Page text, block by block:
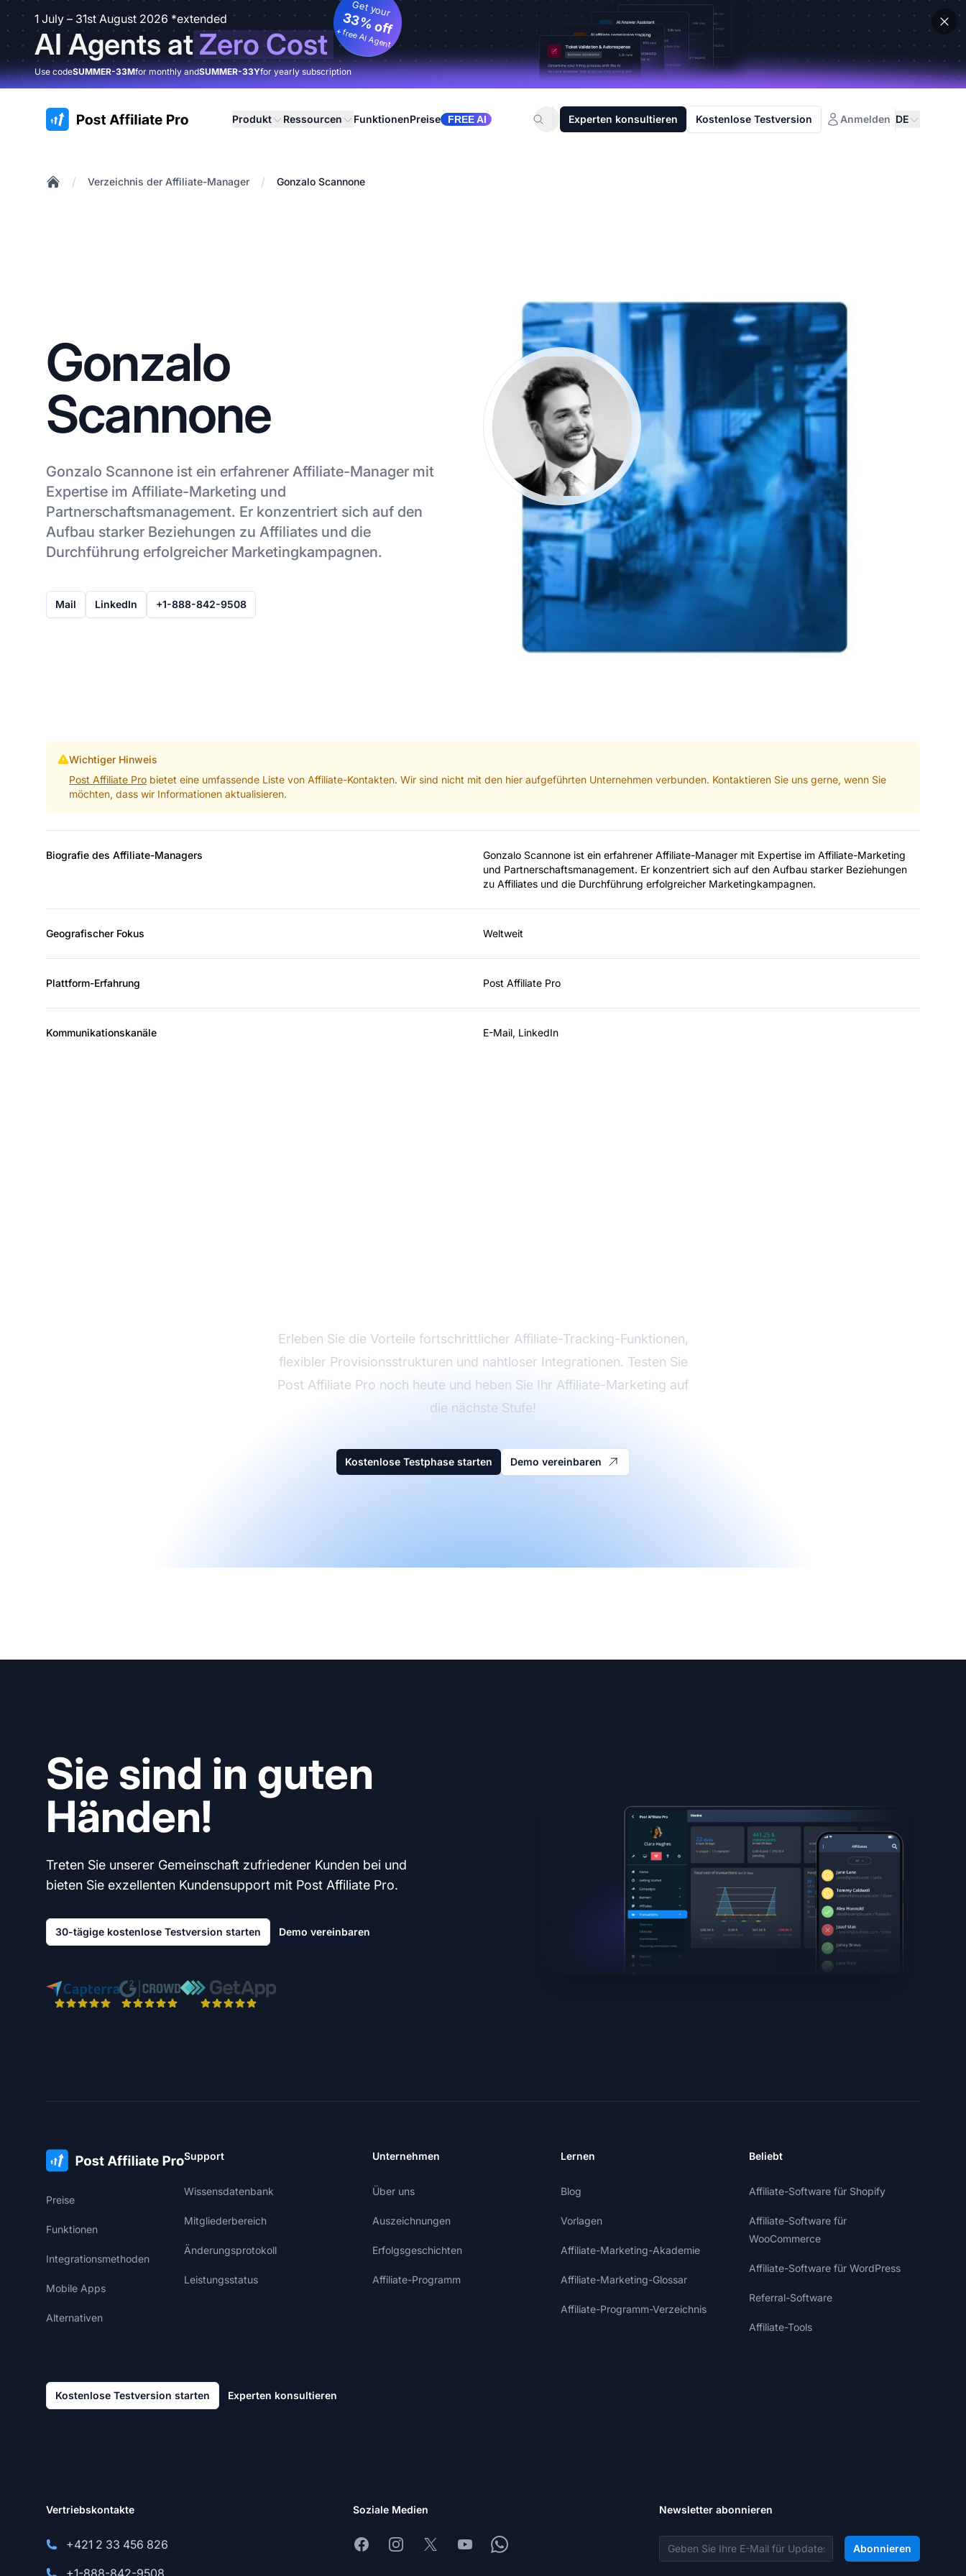
1 July – 31st August 2026 *extended
AI Agents atZero Cost
Get your
33% off
+ free AI Agent
Use codeSUMMER-33Mfor monthly andSUMMER-33Yfor yearly subscription
:site.title Produkt Ressourcen FunktionenPreise FREE AI Experten konsultieren Kostenlose Testversion Anmelden DE
/ Verzeichnis der Affiliate-Manager / Gonzalo Scannone
Gonzalo
Scannone
Gonzalo Scannone ist ein erfahrener Affiliate-Manager mit
Expertise im Affiliate-Marketing und
Partnerschaftsmanagement. Er konzentriert sich auf den
Aufbau starker Beziehungen zu Affiliates und die
Durchführung erfolgreicher Marketingkampagnen.
Mail LinkedIn +1-888-842-9508
Wichtiger Hinweis
Post Affiliate Pro bietet eine umfassende Liste von Affiliate-Kontakten. Wir sind nicht mit den hier aufgeführten Unternehmen verbunden. Kontaktieren Sie uns gerne, wenn Sie
möchten, dass wir Informationen aktualisieren.
Biografie des Affiliate-Managers
Gonzalo Scannone ist ein erfahrener Affiliate-Manager mit Expertise im Affiliate-Marketing
und Partnerschaftsmanagement. Er konzentriert sich auf den Aufbau starker Beziehungen
zu Affiliates und die Durchführung erfolgreicher Marketingkampagnen.
Geografischer Fokus Weltweit
Plattform-Erfahrung Post Affiliate Pro
Kommunikationskanäle E-Mail, LinkedIn
Erleben Sie die Vorteile fortschrittlicher Affiliate-Tracking-Funktionen,
flexibler Provisionsstrukturen und nahtloser Integrationen. Testen Sie
Post Affiliate Pro noch heute und heben Sie Ihr Affiliate-Marketing auf
die nächste Stufe!
Kostenlose Testphase starten Demo vereinbaren
Sie sind in guten
Händen!
Treten Sie unserer Gemeinschaft zufriedener Kunden bei und
bieten Sie exzellenten Kundensupport mit Post Affiliate Pro.
30-tägige kostenlose Testversion starten Demo vereinbaren
Preise
Funktionen
Integrationsmethoden
Mobile Apps
Alternativen
Support
Wissensdatenbank
Mitgliederbereich
Änderungsprotokoll
Leistungsstatus
Unternehmen
Über uns
Auszeichnungen
Erfolgsgeschichten
Affiliate-Programm
Lernen
Blog
Vorlagen
Affiliate-Marketing-Akademie
Affiliate-Marketing-Glossar
Affiliate-Programm-Verzeichnis
Beliebt
Affiliate-Software für Shopify
Affiliate-Software für
WooCommerce
Affiliate-Software für WordPress
Referral-Software
Affiliate-Tools
Kostenlose Testversion starten Experten konsultieren
Vertriebskontakte
+421 2 33 456 826
+1-888-842-9508
Soziale Medien
FacebookInstagram
X YoutubeWhatsapp
Newsletter abonnieren
E-Mail-Adresse Abonnieren